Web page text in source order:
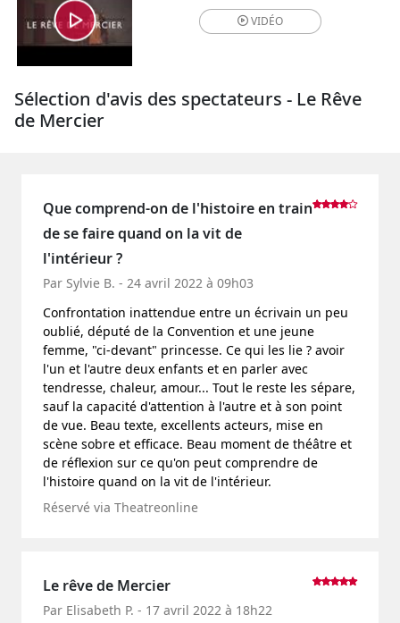
VIDÉO
Sélection d'avis des spectateurs - Le Rêve
de Mercier
Que comprend-on de l'histoire en train
de se faire quand on la vit de
l'intérieur ?
Par Sylvie B. - 24 avril 2022 à 09h03
Confrontation inattendue entre un écrivain un peu
oublié, député de la Convention et une jeune
femme, "ci-devant" princesse. Ce qui les lie ? avoir
l'un et l'autre deux enfants et en parler avec
tendresse, chaleur, amour... Tout le reste les sépare,
sauf la capacité d'attention à l'autre et à son point
de vue. Beau texte, excellents acteurs, mise en
scène sobre et efficace. Beau moment de théâtre et
de réflexion sur ce qu'on peut comprendre de
l'histoire quand on la vit de l'intérieur.
Réservé via Theatreonline
Le rêve de Mercier
Par Elisabeth P. - 17 avril 2022 à 18h22